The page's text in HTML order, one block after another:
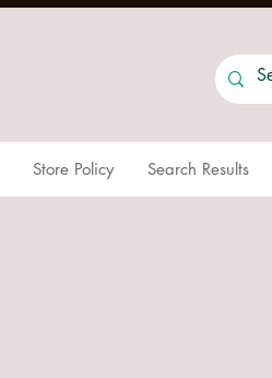
Store Policy Search Results